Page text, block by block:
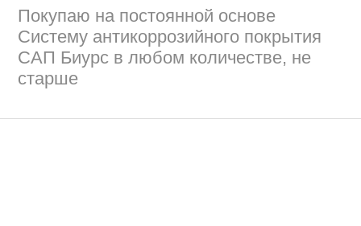
Покупаю на постоянной основе
Систему антикоррозийного покрытия
САП Биурс в любом количестве, не
старше